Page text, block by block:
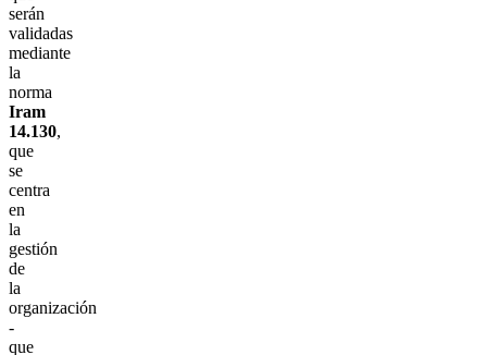
serán
validadas
mediante
la
norma
Iram
14.130,
que
se
centra
en
la
gestión
de
la
organización
-
que